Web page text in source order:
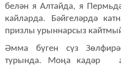
белән я Алтайда, я
кайларда. Бәйгеләрдә
призлы урыннарсыз
Әмма бүген сүз
турында. Моңа кадәр